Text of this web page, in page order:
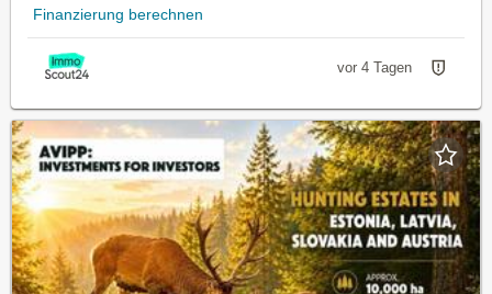
Finanzierung berechnen
vor 4 Tagen